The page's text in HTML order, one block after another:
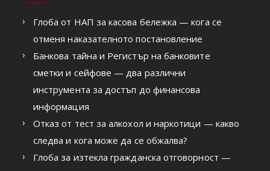
Глоба от НАП за касова бележка — кога се
отменя наказателното постановление
Банкова тайна и Регистър на банковите
сметки и сейфове — два различни
инструмента за достъп до финансова
информация
Отказ от тест за алкохол и наркотици — какво
следва и кога може да се обжалва?
Глоба за изтекла гражданска отговорност —